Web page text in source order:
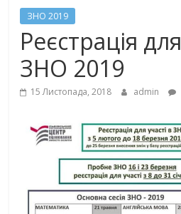
ЗНО 2019
Реєстрація
ЗНО 2019
15 Листопада, 2018 admin